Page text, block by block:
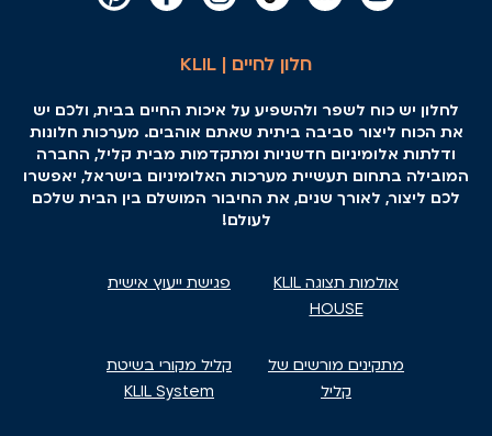
חלון לחיים | KLIL
לחלון יש כוח לשפר ולהשפיע על איכות החיים בבית, ולכם יש
את הכוח ליצור סביבה ביתית שאתם אוהבים. מערכות חלונות
ודלתות אלומיניום חדשניות ומתקדמות מבית קליל, החברה
המובילה בתחום תעשיית מערכות האלומיניום בישראל, יאפשרו
לכם ליצור, לאורך שנים, את החיבור המושלם בין הבית שלכם
לעולם!
אולמות תצוגה KLIL
HOUSE
פגישת ייעוץ אישית
מתקינים מורשים של
קליל
קליל מקורי בשיטת
KLIL System